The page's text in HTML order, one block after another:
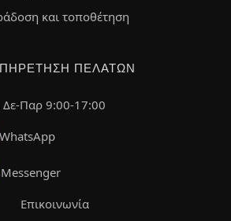
και τοποθέτηση
ΠΕΛΑΤΏΝ
Δε-Παρ 9:00-17:00
WhatsApp
Messenger
Επικοινωνία